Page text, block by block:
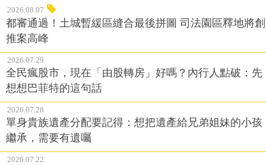
2026.08.07
都審通過！土城暫緩區縫合最後拼圖 司法園區釋地將創
推案高峰
2026.07.29
全民瘋股市，現在「由股轉房」好嗎？內行人點破：先
想想巴菲特的這句話
2026.07.28
單身貴族遺產分配要記得：想把遺產給兄弟姐妹的小孩
繼承，需要有遺囑
2026.07.22